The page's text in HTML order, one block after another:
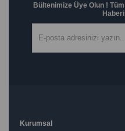
Bültenimize Üye Olun !
Kurumsal